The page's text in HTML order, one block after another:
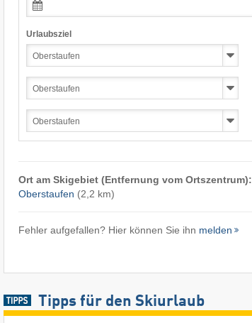
Urlaubsziel
Ort am Skigebiet (Entfernung vom Ortszentrum):
Oberstaufen (2,2 km)
Fehler aufgefallen? Hier können Sie ihn melden
Tipps für den Skiurlaub